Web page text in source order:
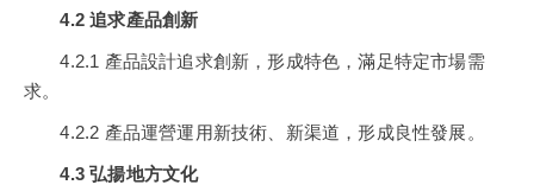
4.2 追求產品創新
4.2.1 產品設計追求創新，形成特色，滿足特定市場需
求。
4.2.2 產品運營運用新技術、新渠道，形成良性發展。
4.3 弘揚地方文化